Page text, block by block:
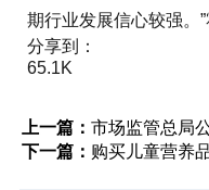
期行业发展信心较强。
分享到：
65.1K
上一篇： 市场监管总局
下一篇： 购买儿童营养